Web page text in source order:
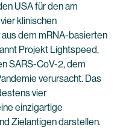
USA für den am
klinischen
dem mRNA-basierten
Projekt Lightspeed,
SARS-CoV-2, dem
verursacht. Das
vier
einzigartige
Zielantigen darstellen.